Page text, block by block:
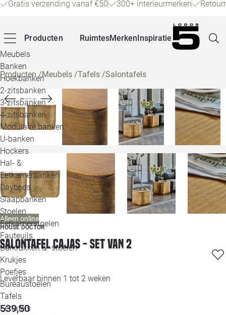
Gratis verzending vanaf €50 300+ interieurmerken
Producten
Meubels
Banken
Hoekbanken
2-zitsbanken
3-zitsbanken
4-zitsbanken
Modulaire banken
U-banken
Hockers
Hal- &
Eetkamerbanken
Daybeds
Slaapbanken
Stoelen
Eetkamerstoelen
Fauteuils
Barkrukken & -stoelen
Krukjes
Poefjes
Bureaustoelen
Tafels
Eettafels
RuimtesMerkenInspiratie
Producten/Meubels /Tafels /Salontafels
Alleen online
HOUSE DOCTOR
Salontafel Cajas - set van 2
Leverbaar binnen 1 tot 2 weken
539,50